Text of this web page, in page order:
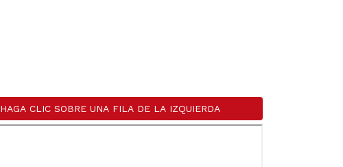
HAGA CLIC SOBRE UNA FILA DE LA IZQUIERDA